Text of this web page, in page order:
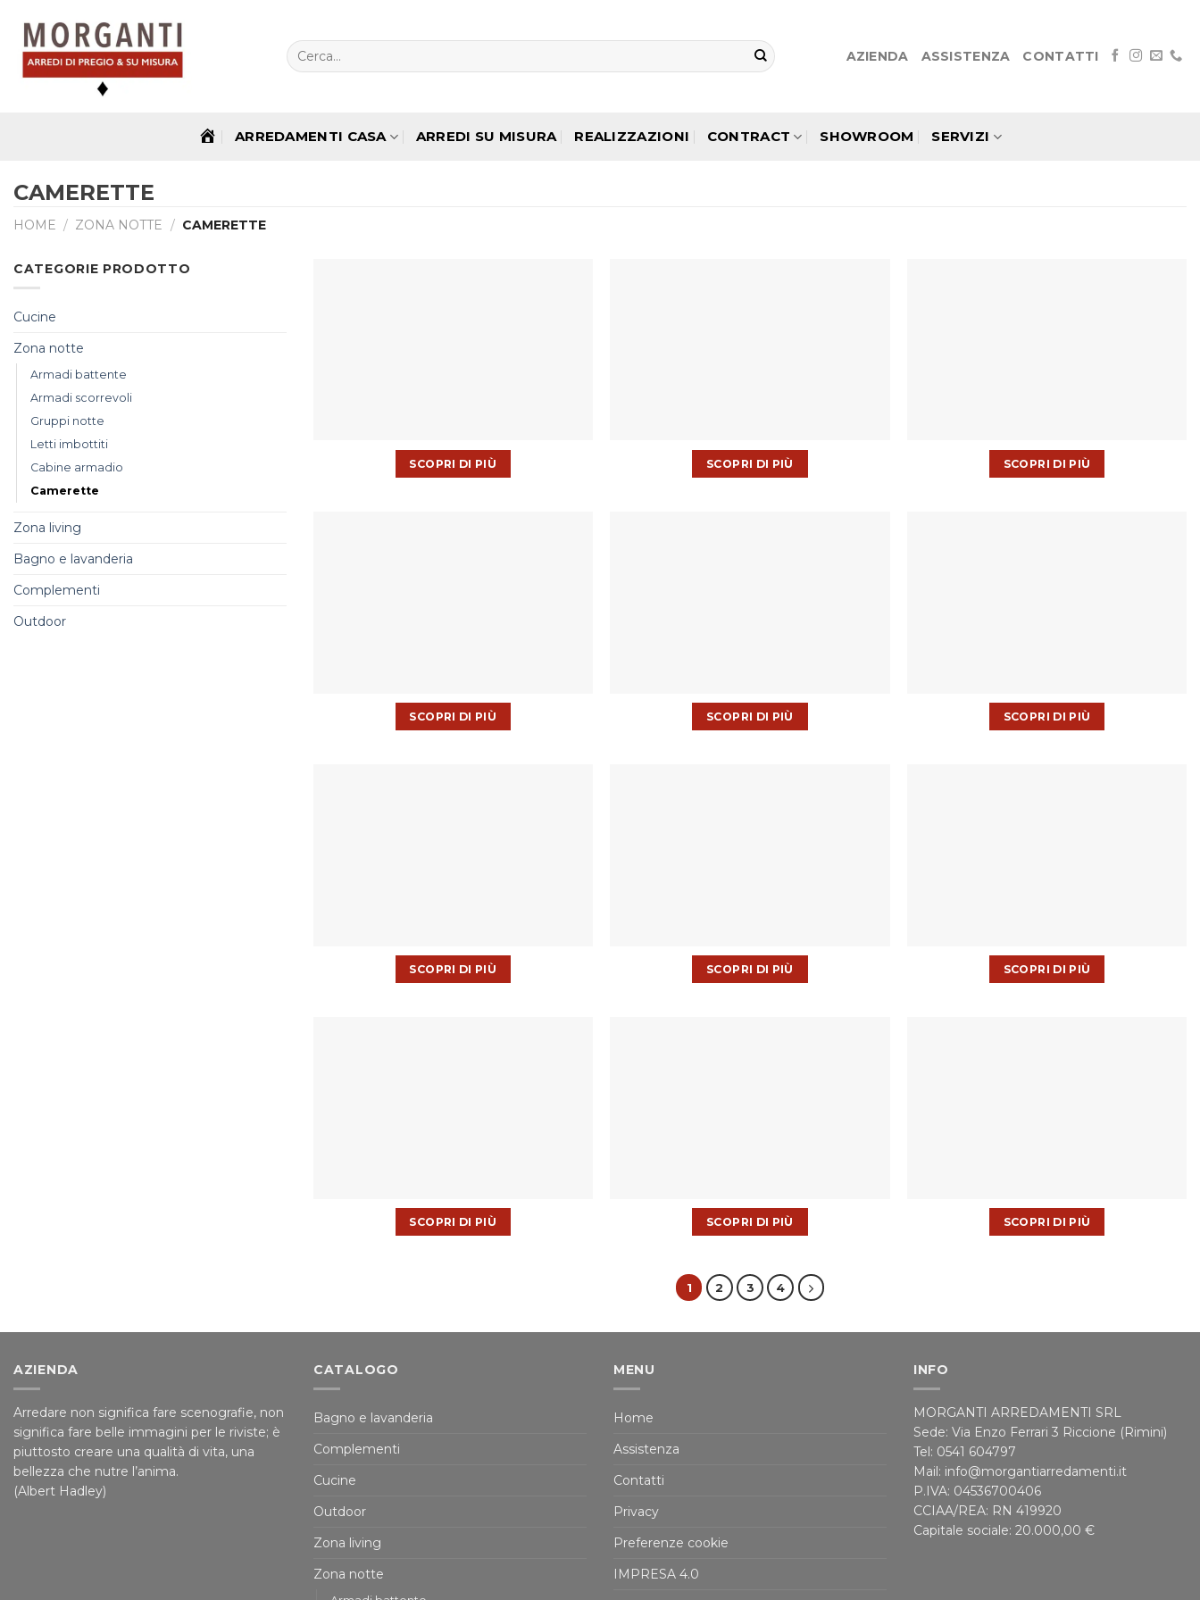
contenuti
Cerca:
AZIENDA ASSISTENZA CONTATTI
HOMEARREDAMENTI CASA ARREDI SU MISURA REALIZZAZIONI CONTRACT SHOWROOM SERVIZI
CAMERETTE
HOME / ZONA NOTTE / CAMERETTE
CATEGORIE PRODOTTO
Cucine
Zona notte
Armadi battente
Armadi scorrevoli
Gruppi notte
Letti imbottiti
Cabine armadio
Camerette
Zona living
Bagno e lavanderia
Complementi
Outdoor
SCOPRI DI PIÙ SCOPRI DI PIÙ SCOPRI DI PIÙ
SCOPRI DI PIÙ SCOPRI DI PIÙ SCOPRI DI PIÙ
SCOPRI DI PIÙ SCOPRI DI PIÙ SCOPRI DI PIÙ
SCOPRI DI PIÙ SCOPRI DI PIÙ SCOPRI DI PIÙ
1 2 3 4
AZIENDA
Arredare non significa fare scenografie, non
significa fare belle immagini per le riviste; è
piuttosto creare una qualità di vita, una
bellezza che nutre l’anima.
(Albert Hadley)
CATALOGO
Bagno e lavanderia
Complementi
Cucine
Outdoor
Zona living
Zona notte
MENU
Home
Assistenza
Contatti
Privacy
Preferenze cookie
IMPRESA 4.0
INFO
MORGANTI ARREDAMENTI SRL
Sede: Via Enzo Ferrari 3 Riccione (Rimini)
Tel: 0541 604797
Mail: info@morgantiarredamenti.it
P.IVA: 04536700406
CCIAA/REA: RN 419920
Capitale sociale: 20.000,00 €